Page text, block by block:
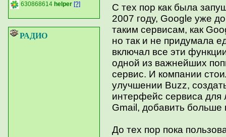
630868614 helper [?]
РАДИО
С тех пор как была
2007 году, Google уже
таким сервисам, как
но так и не придумала
включал все эти
одной из важнейших
сервис. И компании
улучшении Buzz,
интерфейс сервиса для
Gmail, добавить больше
До тех пор пока